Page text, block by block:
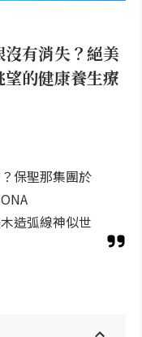
有消失？絕美
望的健康養生療
保聖那集團於
造弧線神似世